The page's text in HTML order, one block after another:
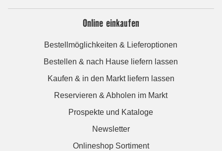
Online einkaufen
Bestellmöglichkeiten & Lieferoptionen
Bestellen & nach Hause liefern lassen
Kaufen & in den Markt liefern lassen
Reservieren & Abholen im Markt
Prospekte und Kataloge
Newsletter
Onlineshop Sortiment